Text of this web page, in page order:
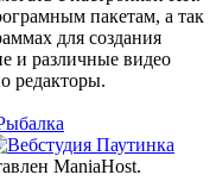
пакетам, а так
для создания
и различные видео
редакторы.
ManiaHost.